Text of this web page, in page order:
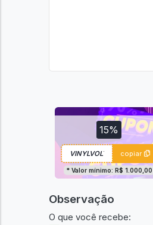
15%
copiar
* Valor mínimo: R$ 1.000,00
Observação
O que você recebe: